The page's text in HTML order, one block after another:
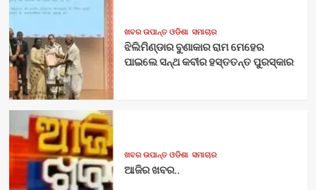
ଖବର ଉପାନ୍ତ ଓଡିଶା ସମାଚାର
ଝିଲିମିଣ୍ଡାର ବୁଣାକାର ରାମ ମେହେର
ପାଇଲେ ସନ୍ଥ କବୀର ହସ୍ତତନ୍ତ ପୁରସ୍କାର
ଖବର ଉପାନ୍ତ ଓଡିଶା ସମାଚାର
ଆଜିର ଖବର..